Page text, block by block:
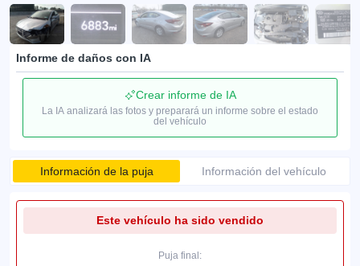
Informe de daños con IA
Crear informe de IA
La IA analizará las fotos y preparará un informe sobre el estado
del vehículo
Información de la puja Información del vehículo
Este vehículo ha sido vendido
Puja final: